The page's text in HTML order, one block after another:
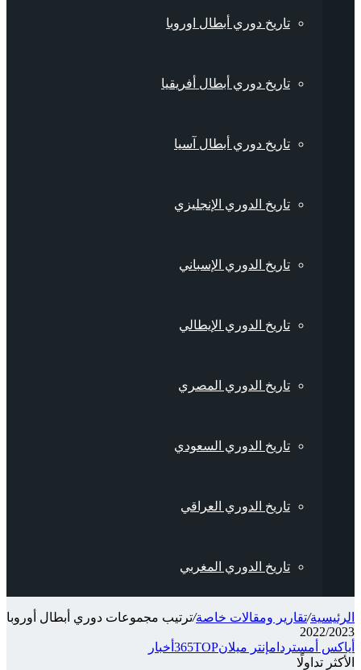
تاريخ دوري أبطال اوروبا
تاريخ دوري أبطال أفريقيا
تاريخ دوري أبطال آسيا
تاريخ الدوري الإنجليزي
تاريخ الدوري الإسباني
تاريخ الدوري الإيطالي
تاريخ الدوري المصري
تاريخ الدوري السعودي
تاريخ الدوري العراقي
تاريخ الدوري المغربي
الرئيسية/تقارير ومقالات خاصة/ترتيب مجموعات دوري أبطال أوروبا
2022/2023
أياكس أمستردامإنتر ميلان365TOP أخبار
الأكثر تداولًا